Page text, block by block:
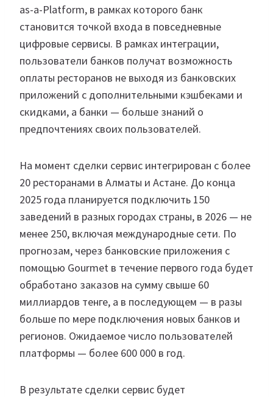
as-a-Platform, в рамках которого банк
становится точкой входа в повседневные
цифровые сервисы. В рамках интеграции,
пользователи банков получат возможность
оплаты ресторанов не выходя из банковских
приложений с дополнительными кэшбеками и
скидками, а банки — больше знаний о
предпочтениях своих пользователей.
На момент сделки сервис интегрирован с более
20 ресторанами в Алматы и Астане. До конца
2025 года планируется подключить 150
заведений в разных городах страны, в 2026 — не
менее 250, включая международные сети. По
прогнозам, через банковские приложения с
помощью Gourmet в течение первого года будет
обработано заказов на сумму свыше 60
миллиардов тенге, а в последующем — в разы
больше по мере подключения новых банков и
регионов. Ожидаемое число пользователей
платформы — более 600 000 в год.
В результате сделки сервис будет